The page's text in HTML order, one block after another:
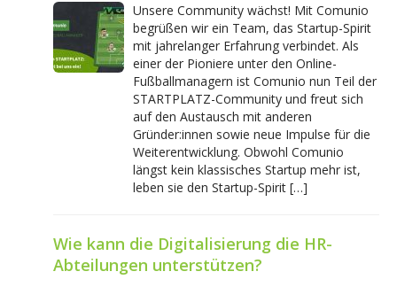
Unsere Community wächst! Mit Comunio
begrüßen wir ein Team, das Startup-Spirit
mit jahrelanger Erfahrung verbindet. Als
einer der Pioniere unter den Online-
Fußballmanagern ist Comunio nun Teil der
STARTPLATZ-Community und freut sich
auf den Austausch mit anderen
Gründer:innen sowie neue Impulse für die
Weiterentwicklung. Obwohl Comunio
längst kein klassisches Startup mehr ist,
leben sie den Startup-Spirit […]
Wie kann die Digitalisierung die HR-
Abteilungen unterstützen?